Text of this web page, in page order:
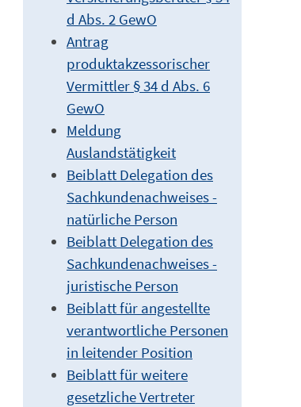
d Abs. 2 GewO
Antrag
produktakzessorischer
Vermittler § 34 d Abs. 6
GewO
Meldung
Auslandstätigkeit
Beiblatt Delegation des
Sachkundenachweises -
natürliche Person
Beiblatt Delegation des
Sachkundenachweises -
juristische Person
Beiblatt für angestellte
verantwortliche Personen
in leitender Position
Beiblatt für weitere
gesetzliche Vertreter